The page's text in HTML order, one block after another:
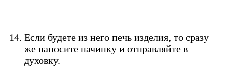
Если будете из него печь изделия, то сразу
же наносите начинку и отправляйте в
духовку.